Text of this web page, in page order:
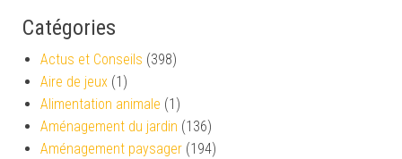
Catégories
Actus et Conseils (398)
Aire de jeux (1)
Alimentation animale (1)
Aménagement du jardin (136)
Aménagement paysager (194)